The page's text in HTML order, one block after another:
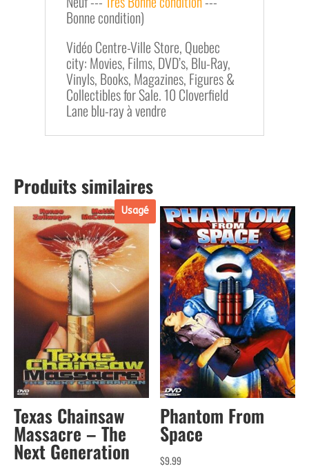
Bonne condition)
Vidéo Centre-Ville Store, Quebec
city: Movies, Films, DVD’s, Blu-Ray,
Vinyls, Books, Magazines, Figures &
Collectibles for Sale. 10 Cloverfield
Lane blu-ray à vendre
Produits similaires
Usagé
Texas Chainsaw
Massacre – The
Next Generation
Phantom From
Space
$9.99